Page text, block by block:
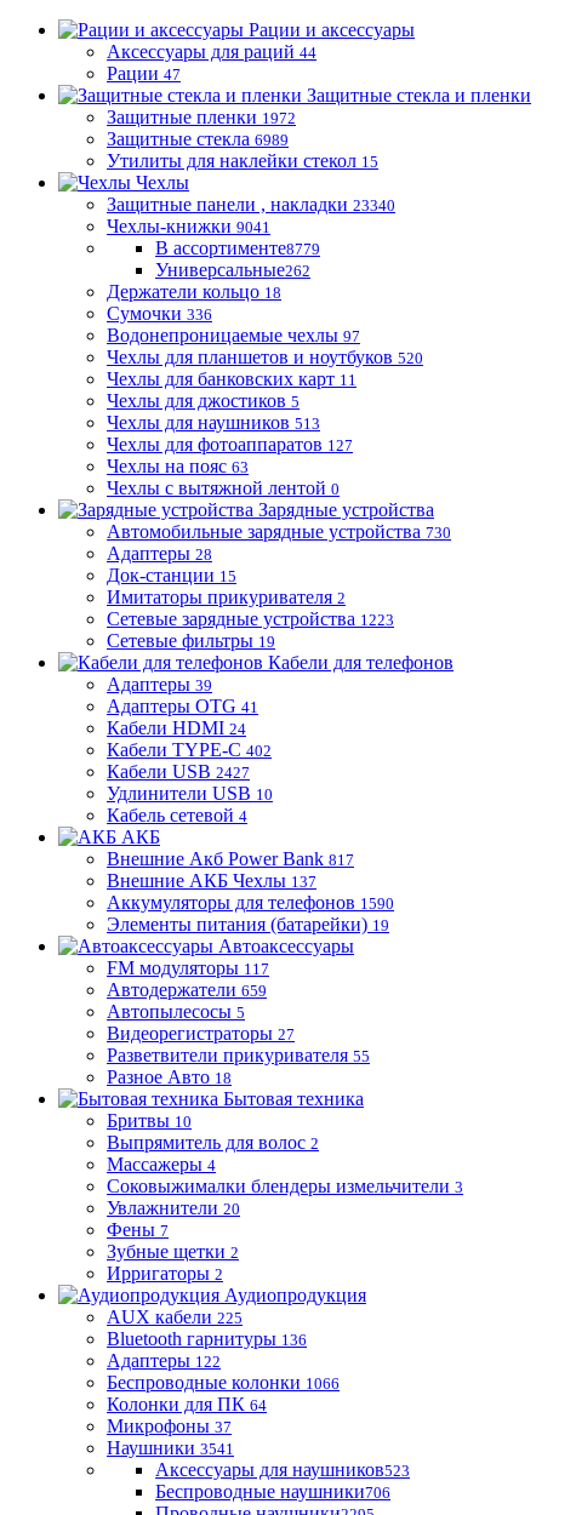
Рации и аксессуары
Аксессуары для раций 44
Рации 47
Защитные стекла и пленки
Защитные пленки 1972
Защитные стекла 6989
Утилиты для наклейки стекол 15
Чехлы
Защитные панели , накладки 23340
Чехлы-книжки 9041
В ассортименте8779
Универсальные262
Держатели кольцо 18
Сумочки 336
Водонепроницаемые чехлы 97
Чехлы для планшетов и ноутбуков 520
Чехлы для банковских карт 11
Чехлы для джостиков 5
Чехлы для наушников 513
Чехлы для фотоаппаратов 127
Чехлы на пояс 63
Чехлы с вытяжной лентой 0
Зарядные устройства
Автомобильные зарядные устройства 730
Адаптеры 28
Док-станции 15
Имитаторы прикуривателя 2
Сетевые зарядные устройства 1223
Сетевые фильтры 19
Кабели для телефонов
Адаптеры 39
Адаптеры OTG 41
Кабели HDMI 24
Кабели TYPE-C 402
Кабели USB 2427
Удлинители USB 10
Кабель сетевой 4
АКБ
Внешние Акб Power Bank 817
Внешние АКБ Чехлы 137
Аккумуляторы для телефонов 1590
Элементы питания (батарейки) 19
Автоаксессуары
FM модуляторы 117
Автодержатели 659
Автопылесосы 5
Видеорегистраторы 27
Разветвители прикуривателя 55
Разное Авто 18
Бытовая техника
Бритвы 10
Выпрямитель для волос 2
Массажеры 4
Соковыжималки блендеры измельчители 3
Увлажнители 20
Фены 7
Зубные щетки 2
Ирригаторы 2
Аудиопродукция
AUX кабели 225
Bluetooth гарнитуры 136
Адаптеры 122
Беспроводные колонки 1066
Колонки для ПК 64
Микрофоны 37
Наушники 3541
Аксессуары для наушников523
Беспроводные наушники706